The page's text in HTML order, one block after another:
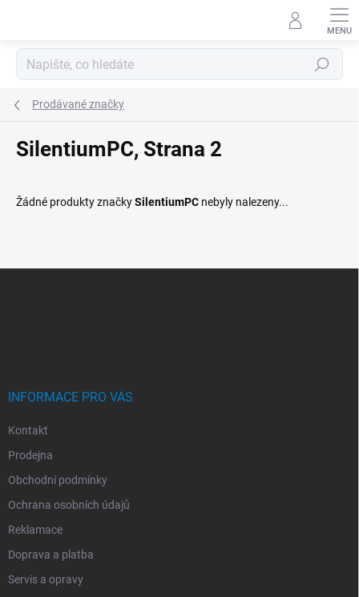
Hledat
Prodávané značky
SilentiumPC, Strana 2
Žádné produkty značkySilentiumPC nebyly nalezeny...
INFORMACE PRO VÁS
Kontakt
Prodejna
Obchodní podmínky
Ochrana osobních údajů
Reklamace
Doprava a platba
Servis a opravy